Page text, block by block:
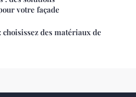
votre façade
des matériaux de